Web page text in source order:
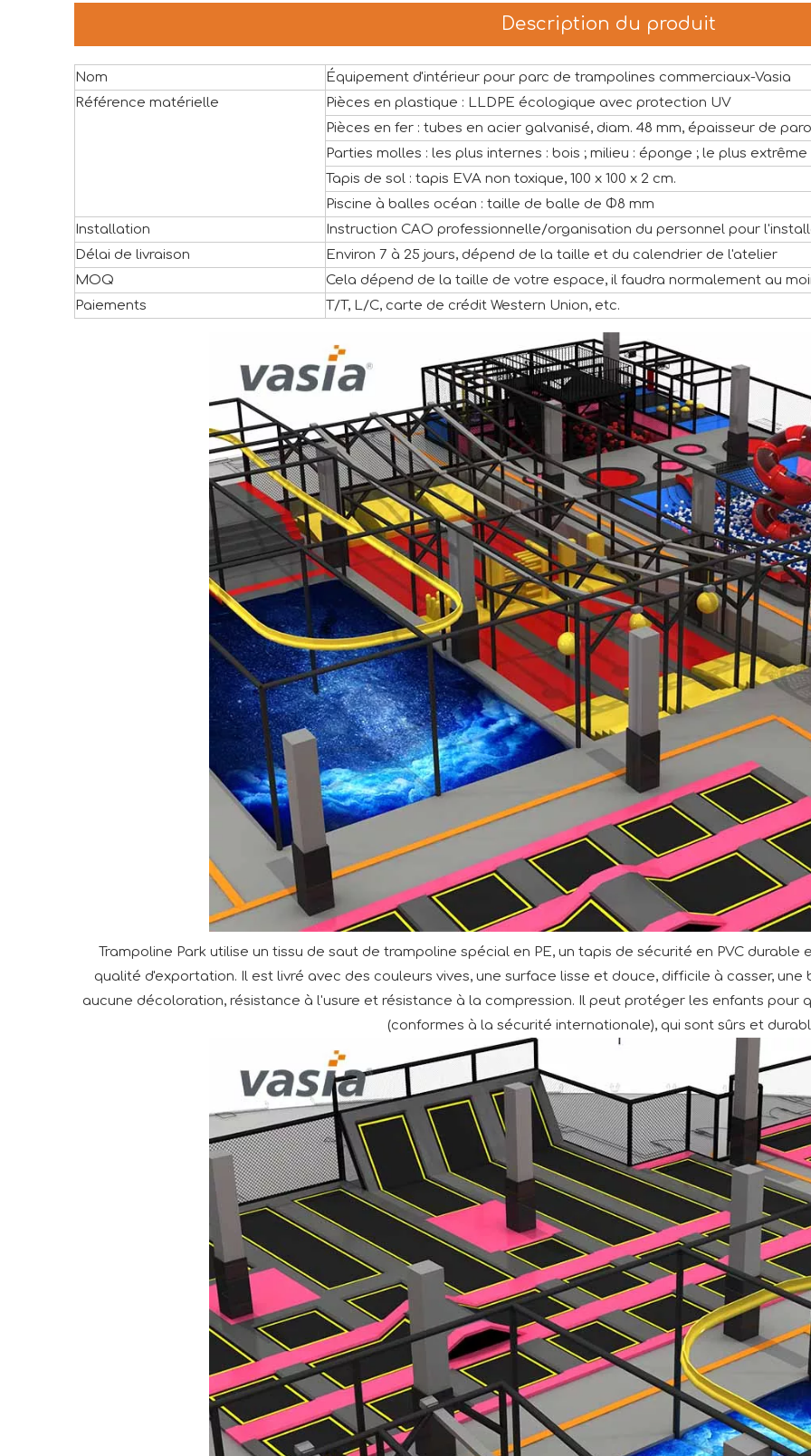
Description du produit
Nom
Équipement d'intérieur pour parc de trampolines commerciaux-Vasia
Référence matérielle
Pièces en plastique : LLDPE écologique avec protection UV
Pièces en fer : tubes en acier galvanisé, diam. 48 mm, épaisseur de
Parties molles : les plus internes : bois ; milieu : éponge ; le plus extrême
Tapis de sol : tapis EVA non toxique, 100 x 100 x 2 cm.
Piscine à balles océan : taille de balle de Φ8 mm
Installation
Instruction CAO professionnelle/organisation du personnel pour
Délai de livraison
Environ 7 à 25 jours, dépend de la taille et du calendrier de l'atelier
MOQ
Cela dépend de la taille de votre espace, il faudra normalement au
Paiements
T/T, L/C, carte de crédit Western Union, etc.
Trampoline Park utilise un tissu de saut de trampoline spécial en PE, un tapis de sécurité en PVC
qualité d'exportation. Il est livré avec des couleurs vives, une surface lisse et douce, difficile à casser,
aucune décoloration, résistance à l'usure et résistance à la compression. Il peut protéger les enfants pour
(conformes à la sécurité internationale), qui sont sûrs et